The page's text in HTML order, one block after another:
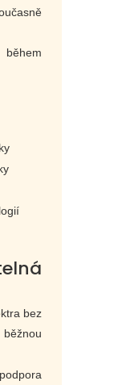
bez